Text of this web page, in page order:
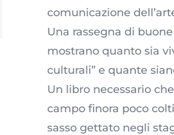
comunicazione
Una rassegna di
mostrano quanto sia
culturali” e quante
Un libro necessario
campo finora poco
sasso gettato negli